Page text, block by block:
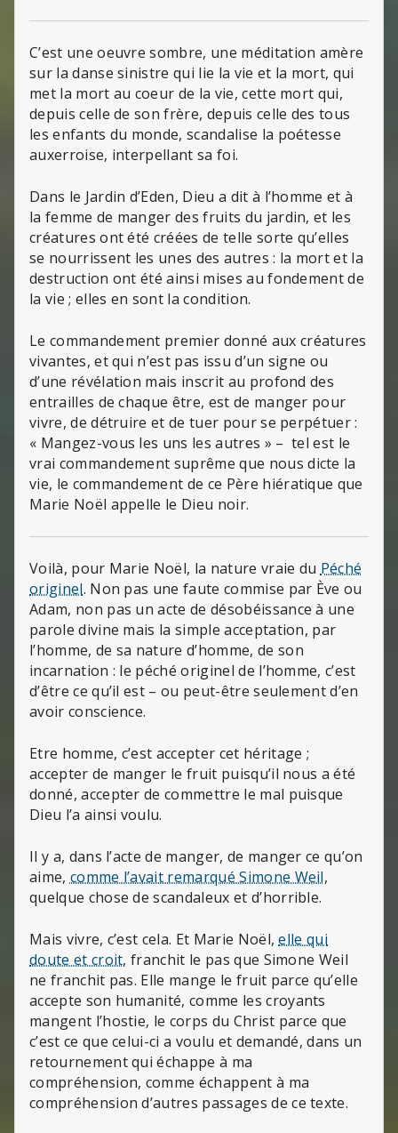
C’est une oeuvre sombre, une méditation amère
sur la danse sinistre qui lie la vie et la mort, qui
met la mort au coeur de la vie, cette mort qui,
depuis celle de son frère, depuis celle des tous
les enfants du monde, scandalise la poétesse
auxerroise, interpellant sa foi.
Dans le Jardin d’Eden, Dieu a dit à l’homme et à
la femme de manger des fruits du jardin, et les
créatures ont été créées de telle sorte qu’elles
se nourrissent les unes des autres : la mort et la
destruction ont été ainsi mises au fondement de
la vie ; elles en sont la condition.
Le commandement premier donné aux créatures
vivantes, et qui n’est pas issu d’un signe ou
d’une révélation mais inscrit au profond des
entrailles de chaque être, est de manger pour
vivre, de détruire et de tuer pour se perpétuer :
« Mangez-vous les uns les autres » – tel est le
vrai commandement suprême que nous dicte la
vie, le commandement de ce Père hiératique que
Marie Noël appelle le Dieu noir.
Voilà, pour Marie Noël, la nature vraie du Péché
originel. Non pas une faute commise par Ève ou
Adam, non pas un acte de désobéissance à une
parole divine mais la simple acceptation, par
l’homme, de sa nature d’homme, de son
incarnation : le péché originel de l’homme, c’est
d’être ce qu’il est – ou peut-être seulement d’en
avoir conscience.
Etre homme, c’est accepter cet héritage ;
accepter de manger le fruit puisqu’il nous a été
donné, accepter de commettre le mal puisque
Dieu l’a ainsi voulu.
Il y a, dans l’acte de manger, de manger ce qu’on
aime, comme l’avait remarqué Simone Weil,
quelque chose de scandaleux et d’horrible.
Mais vivre, c’est cela. Et Marie Noël,elle qui
doute et croit, franchit le pas que Simone Weil
ne franchit pas. Elle mange le fruit parce qu’elle
accepte son humanité, comme les croyants
mangent l’hostie, le corps du Christ parce que
c’est ce que celui-ci a voulu et demandé, dans un
retournement qui échappe à ma
compréhension, comme échappent à ma
compréhension d’autres passages de ce texte.